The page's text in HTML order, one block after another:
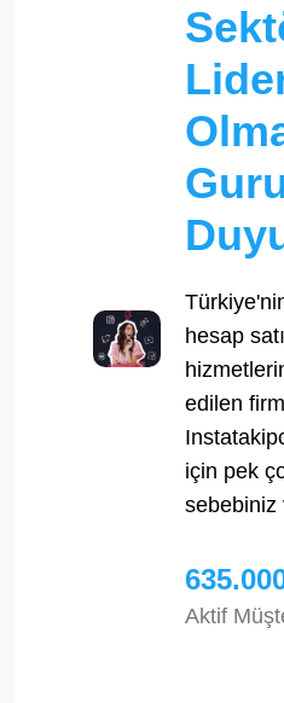
hesap
edilen
için pek
sebebiniz
Aktif